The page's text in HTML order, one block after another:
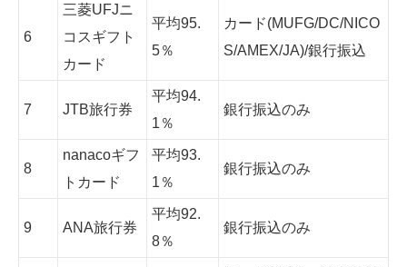
6
三菱UFJニ
コスギフト
カード
平均95.
5％
カード(MUFG/DC/NICO
S/AMEX/JA)/銀行振込
7 JTB旅行券
平均94.
1％
銀行振込のみ
8
nanacoギフ
トカード
平均93.
1％
銀行振込のみ
9 ANA旅行券
平均92.
8％
銀行振込のみ